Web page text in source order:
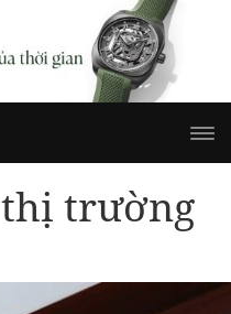
thị trường